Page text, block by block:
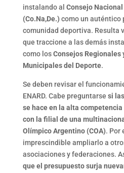
instalando al Consejo
(Co.Na,De.) como un auténtico
comunidad deportiva. Resulta
que traccione a las demás
como losConsejos Regionales
Municipales del Deporte.
Se deben revisar el
ENARD. Cabe preguntarse si
se hace en la alta
con la filial de una
Olímpico Argentino (COA). Por
imprescindible ampliarlo a
asociaciones y federaciones.
que el presupuesto surja